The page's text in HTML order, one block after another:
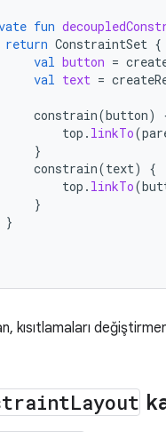
fun
return ConstraintSet {
val button =
val text =
constrain(button)
top . linkTo(
}
constrain(text)
{
top . linkTo(
}
}
kısıtlamaları
Layout